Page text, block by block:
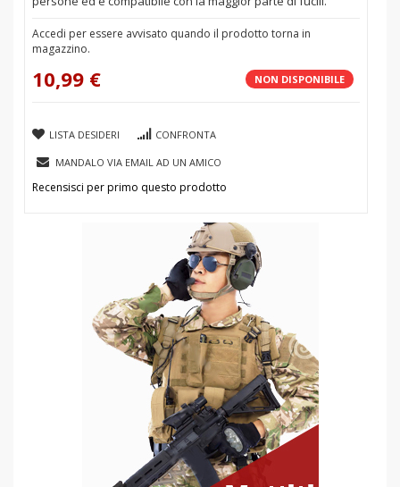
Accedi per essere avvisato quando il prodotto torna in
magazzino.
NON DISPONIBILE
10,99 €
LISTA DESIDERI CONFRONTA
MANDALO VIA EMAIL AD UN AMICO
Recensisci per primo questo prodotto